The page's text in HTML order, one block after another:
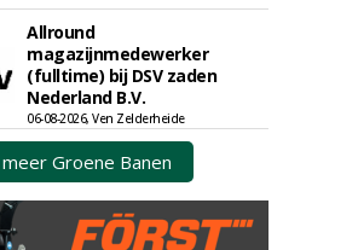
Allround
magazijnmedewerker
(fulltime) bij DSV zaden
Nederland B.V.
06-08-2026, Ven Zelderheide
meer Groene Banen